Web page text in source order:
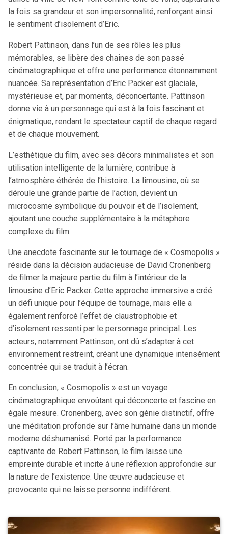
la fois sa grandeur et son impersonnalité, renforçant ainsi
le sentiment d’isolement d’Eric.
Robert Pattinson, dans l’un de ses rôles les plus
mémorables, se libère des chaînes de son passé
cinématographique et offre une performance étonnamment
nuancée. Sa représentation d’Eric Packer est glaciale,
mystérieuse et, par moments, déconcertante. Pattinson
donne vie à un personnage qui est à la fois fascinant et
énigmatique, rendant le spectateur captif de chaque regard
et de chaque mouvement.
L’esthétique du film, avec ses décors minimalistes et son
utilisation intelligente de la lumière, contribue à
l’atmosphère éthérée de l’histoire. La limousine, où se
déroule une grande partie de l’action, devient un
microcosme symbolique du pouvoir et de l’isolement,
ajoutant une couche supplémentaire à la métaphore
complexe du film.
Une anecdote fascinante sur le tournage de « Cosmopolis »
réside dans la décision audacieuse de David Cronenberg
de filmer la majeure partie du film à l’intérieur de la
limousine d’Eric Packer. Cette approche immersive a créé
un défi unique pour l’équipe de tournage, mais elle a
également renforcé l’effet de claustrophobie et
d’isolement ressenti par le personnage principal. Les
acteurs, notamment Pattinson, ont dû s’adapter à cet
environnement restreint, créant une dynamique intensément
concentrée qui se traduit à l’écran.
En conclusion, « Cosmopolis » est un voyage
cinématographique envoûtant qui déconcerte et fascine en
égale mesure. Cronenberg, avec son génie distinctif, offre
une méditation profonde sur l’âme humaine dans un monde
moderne déshumanisé. Porté par la performance
captivante de Robert Pattinson, le film laisse une
empreinte durable et incite à une réflexion approfondie sur
la nature de l’existence. Une œuvre audacieuse et
provocante qui ne laisse personne indifférent.